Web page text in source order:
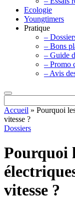
Ecologie
Youngtimers
Pratique
–
– Bons
– Guide
– Promo
– Avis
Accueil » Pourquoi
vitesse ?
Dossiers
Pourquoi
vitesse ?